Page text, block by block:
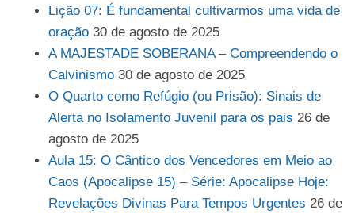
Lição 07: É fundamental cultivarmos uma vida de
oração 30 de agosto de 2025
A MAJESTADE SOBERANA – Compreendendo o
Calvinismo 30 de agosto de 2025
O Quarto como Refúgio (ou Prisão): Sinais de
Alerta no Isolamento Juvenil para os pais 26 de
agosto de 2025
Aula 15: O Cântico dos Vencedores em Meio ao
Caos (Apocalipse 15) – Série: Apocalipse Hoje:
Revelações Divinas Para Tempos Urgentes 26 de